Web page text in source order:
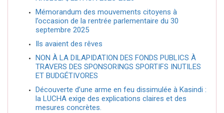
Mémorandum des mouvements citoyens à
l’occasion de la rentrée parlementaire du 30
septembre 2025
Ils avaient des rêves
NON À LA DILAPIDATION DES FONDS PUBLICS À
TRAVERS DES SPONSORINGS SPORTIFS INUTILES
ET BUDGÉTIVORES
Découverte d’une arme en feu dissimulée à Kasindi :
la LUCHA exige des explications claires et des
mesures concrètes.